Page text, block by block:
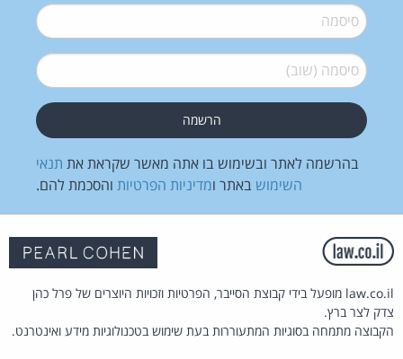
סיסמה*
סיסמה (שוב)*
בהרשמה לאתר ובשימוש בו אתה מאשר שקראת את תנאי
השימוש באתר ומדיניות הפרטיות והסכמת להם.
law.co.il מופעל בידי קבוצת הסייבר, הפרטיות וזכויות היוצרים של פרל כהן
צדק לצר ברץ.
הקבוצה מתמחה בסוגיות המתעוררות בעת שימוש בטכנולוגיות מידע ואינטרנט.